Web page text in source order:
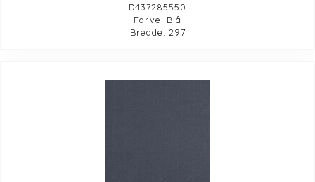
D437285550
Farve: Blå
Bredde: 297